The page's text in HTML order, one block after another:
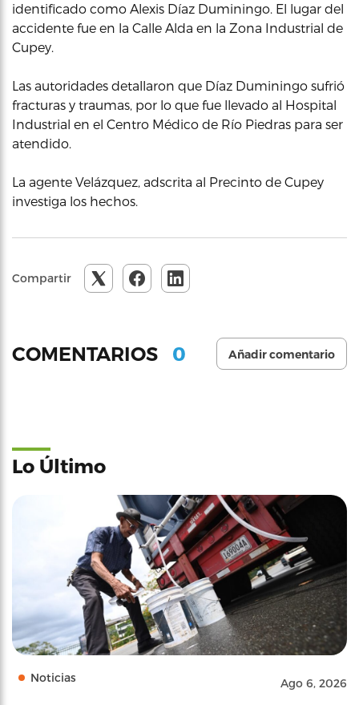
identificado como Alexis Díaz Duminingo. El lugar del
accidente fue en la Calle Alda en la Zona Industrial de
Cupey.
Las autoridades detallaron que Díaz Duminingo sufrió
fracturas y traumas, por lo que fue llevado al Hospital
Industrial en el Centro Médico de Río Piedras para ser
atendido.
La agente Velázquez, adscrita al Precinto de Cupey
investiga los hechos.
Compartir
COMENTARIOS 0 Añadir comentario
Lo Último
Noticias Ago 6, 2026